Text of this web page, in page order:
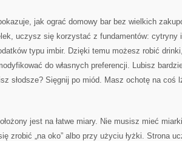
jak ograć domowy bar bez wielkich
uczysz się korzystać z fundamentów: cytryny
typu imbir. Dzięki temu możesz robić
do własnych preferencji. Lubisz
słodsze? Sięgnij po miód. Masz ochotę na coś
jest na łatwe miary. Nie musisz mieć
zrobić „na oko” albo przy użyciu łyżki. Strona